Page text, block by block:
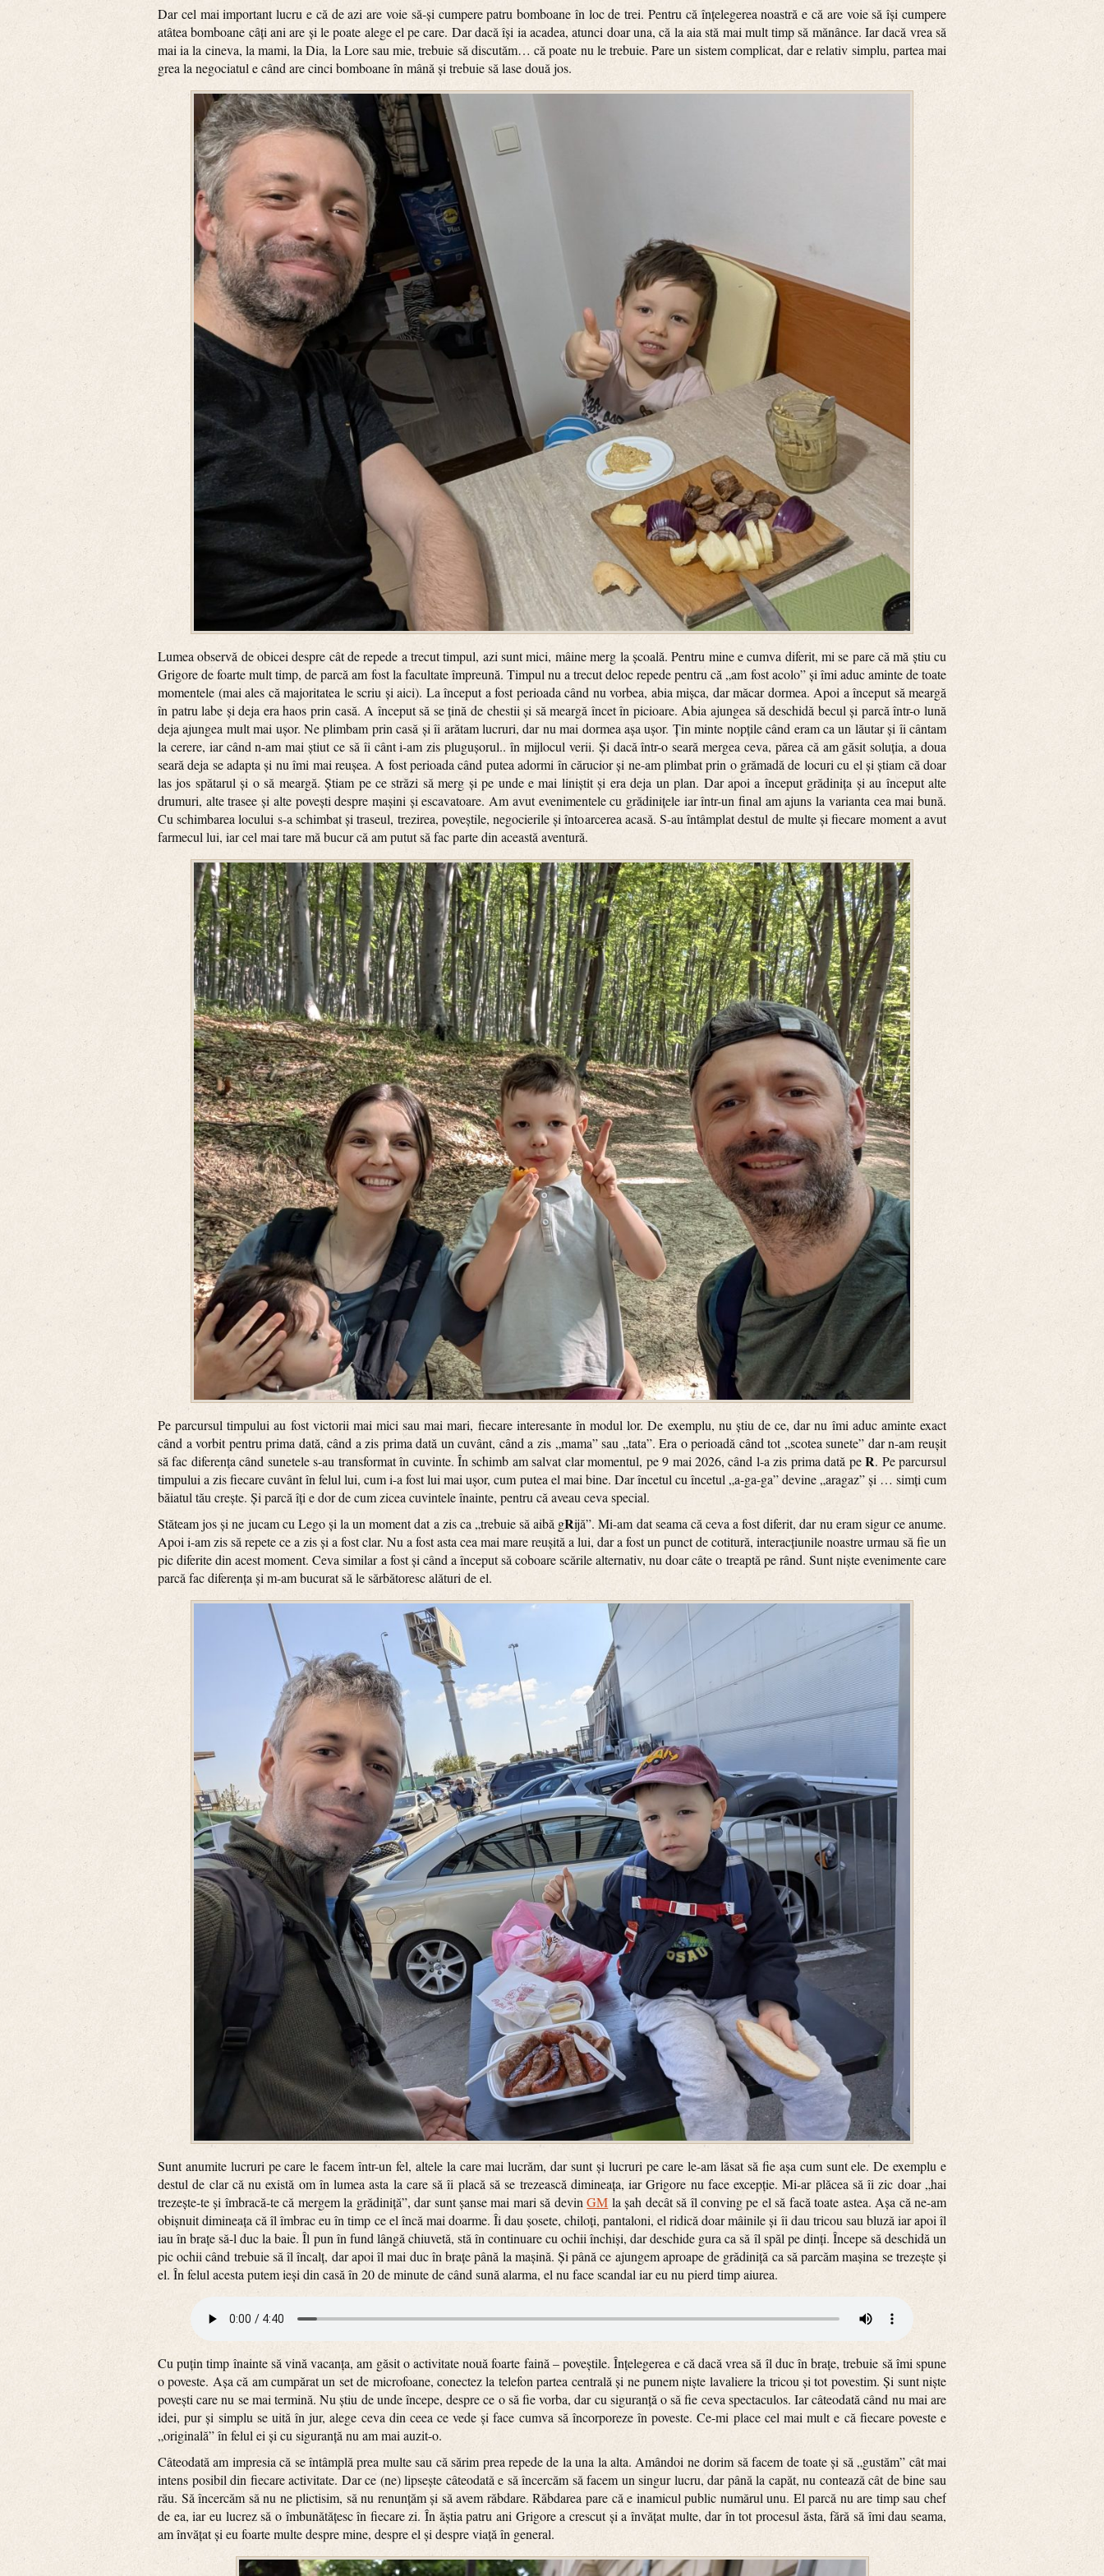
Dar cel mai important lucru e că de azi are voie să-și cumpere patru bomboane în loc de trei. Pentru că înțelegerea noastră e că are voie să își cumpere
atâtea bomboane câți ani are și le poate alege el pe care. Dar dacă își ia acadea, atunci doar una, că la aia stă mai mult timp să mănânce. Iar dacă vrea să
mai ia la cineva, la mami, la Dia, la Lore sau mie, trebuie să discutăm… că poate nu le trebuie. Pare un sistem complicat, dar e relativ simplu, partea mai
grea la negociatul e când are cinci bomboane în mână și trebuie să lase două jos.
Lumea observă de obicei despre cât de repede a trecut timpul, azi sunt mici, mâine merg la școală. Pentru mine e cumva diferit, mi se pare că mă știu cu
Grigore de foarte mult timp, de parcă am fost la facultate împreună. Timpul nu a trecut deloc repede pentru că „am fost acolo” și îmi aduc aminte de toate
momentele (mai ales că majoritatea le scriu și aici). La început a fost perioada când nu vorbea, abia mișca, dar măcar dormea. Apoi a început să meargă
în patru labe și deja era haos prin casă. A început să se țină de chestii și să meargă încet în picioare. Abia ajungea să deschidă becul și parcă într-o lună
deja ajungea mult mai ușor. Ne plimbam prin casă și îi arătam lucruri, dar nu mai dormea așa ușor. Țin minte nopțile când eram ca un lăutar și îi cântam
la cerere, iar când n-am mai știut ce să îi cânt i-am zis plugușorul.. în mijlocul verii. Și dacă într-o seară mergea ceva, părea că am găsit soluția, a doua
seară deja se adapta și nu îmi mai reușea. A fost perioada când putea adormi în cărucior și ne-am plimbat prin o grămadă de locuri cu el și știam că doar
las jos spătarul și o să meargă. Știam pe ce străzi să merg și pe unde e mai liniștit și era deja un plan. Dar apoi a început grădinița și au început alte
drumuri, alte trasee și alte povești despre mașini și escavatoare. Am avut evenimentele cu grădinițele iar într-un final am ajuns la varianta cea mai bună.
Cu schimbarea locului s-a schimbat și traseul, trezirea, poveștile, negocierile și întoarcerea acasă. S-au întâmplat destul de multe și fiecare moment a avut
farmecul lui, iar cel mai tare mă bucur că am putut să fac parte din această aventură.
Pe parcursul timpului au fost victorii mai mici sau mai mari, fiecare interesante în modul lor. De exemplu, nu știu de ce, dar nu îmi aduc aminte exact
când a vorbit pentru prima dată, când a zis prima dată un cuvânt, când a zis „mama” sau „tata”. Era o perioadă când tot „scotea sunete” dar n-am reușit
să fac diferența când sunetele s-au transformat în cuvinte. În schimb am salvat clar momentul, pe 9 mai 2026, când l-a zis prima dată peR. Pe parcursul
timpului a zis fiecare cuvânt în felul lui, cum i-a fost lui mai ușor, cum putea el mai bine. Dar încetul cu încetul „a-ga-ga” devine „aragaz” și … simți cum
băiatul tău crește. Și parcă îți e dor de cum zicea cuvintele înainte, pentru că aveau ceva special.
Stăteam jos și ne jucam cu Lego și la un moment dat a zis ca „trebuie să aibă gRijă”. Mi-am dat seama că ceva a fost diferit, dar nu eram sigur ce anume.
Apoi i-am zis să repete ce a zis și a fost clar. Nu a fost asta cea mai mare reușită a lui, dar a fost un punct de cotitură, interacțiunile noastre urmau să fie un
pic diferite din acest moment. Ceva similar a fost și când a început să coboare scările alternativ, nu doar câte o treaptă pe rând. Sunt niște evenimente care
parcă fac diferența și m-am bucurat să le sărbătoresc alături de el.
Sunt anumite lucruri pe care le facem într-un fel, altele la care mai lucrăm, dar sunt și lucruri pe care le-am lăsat să fie așa cum sunt ele. De exemplu e
destul de clar că nu există om în lumea asta la care să îi placă să se trezească dimineața, iar Grigore nu face excepție. Mi-ar plăcea să îi zic doar „hai
trezește-te și îmbracă-te că mergem la grădiniță”, dar sunt șanse mai mari să devinGM la șah decât să îl conving pe el să facă toate astea. Așa că ne-am
obișnuit dimineața că îl îmbrac eu în timp ce el încă mai doarme. Îi dau șosete, chiloți, pantaloni, el ridică doar mâinile și îi dau tricou sau bluză iar apoi îl
iau în brațe să-l duc la baie. Îl pun în fund lângă chiuvetă, stă în continuare cu ochii închiși, dar deschide gura ca să îl spăl pe dinți. Începe să deschidă un
pic ochii când trebuie să îl încalț, dar apoi îl mai duc în brațe până la mașină. Și până ce ajungem aproape de grădiniță ca să parcăm mașina se trezește și
el. În felul acesta putem ieși din casă în 20 de minute de când sună alarma, el nu face scandal iar eu nu pierd timp aiurea.
Cu puțin timp înainte să vină vacanța, am găsit o activitate nouă foarte faină – poveștile. Înțelegerea e că dacă vrea să îl duc în brațe, trebuie să îmi spune
o poveste. Așa că am cumpărat un set de microfoane, conectez la telefon partea centrală și ne punem niște lavaliere la tricou și tot povestim. Și sunt niște
povești care nu se mai termină. Nu știu de unde începe, despre ce o să fie vorba, dar cu siguranță o să fie ceva spectaculos. Iar câteodată când nu mai are
idei, pur și simplu se uită în jur, alege ceva din ceea ce vede și face cumva să încorporeze în poveste. Ce-mi place cel mai mult e că fiecare poveste e
„originală” în felul ei și cu siguranță nu am mai auzit-o.
Câteodată am impresia că se întâmplă prea multe sau că sărim prea repede de la una la alta. Amândoi ne dorim să facem de toate și să „gustăm” cât mai
intens posibil din fiecare activitate. Dar ce (ne) lipsește câteodată e să încercăm să facem un singur lucru, dar până la capăt, nu contează cât de bine sau
rău. Să încercăm să nu ne plictisim, să nu renunțăm și să avem răbdare. Răbdarea pare că e inamicul public numărul unu. El parcă nu are timp sau chef
de ea, iar eu lucrez să o îmbunătățesc în fiecare zi. În ăștia patru ani Grigore a crescut și a învățat multe, dar în tot procesul ăsta, fără să îmi dau seama,
am învățat și eu foarte multe despre mine, despre el și despre viață în general.